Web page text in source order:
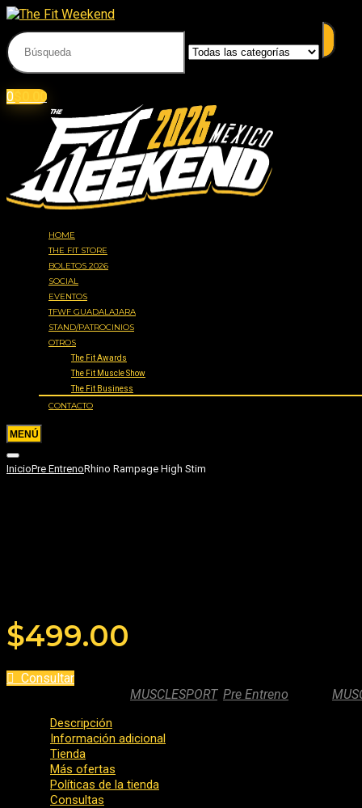
0
0.00
HOME
THE FIT STORE
BOLETOS 2026
SOCIAL
EVENTOS
TFWF GUADALAJARA
STAND/PATROCINIOS
OTROS
The Fit Awards
The Fit Muscle Show
The Fit Business
CONTACTO
InicioPre EntrenoRhino Rampage High Stim
$499.00
Consultar
MUSCLESPORT, Pre Entreno
Descripción
Información adicional
Tienda
Más ofertas
Políticas de la tienda
Consultas